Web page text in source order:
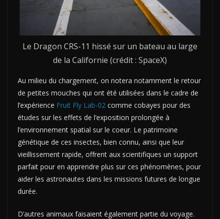
Le Dragon CRS-11 hissé sur un bateau au large
de la Californie (crédit : SpaceX)
Au milieu du chargement, on notera notamment le retour
de petites mouches qui ont été utilisées dans le cadre de
l’expérience Fruit Fly Lab-02 comme cobayes pour des
études sur les effets de l’exposition prolongée à
l’environnement spatial sur le coeur. Le patrimoine
génétique de ces insectes, bien connu, ainsi que leur
vieillissement rapide, offrent aux scientifiques un support
parfait pour en apprendre plus sur ces phénomènes, pour
aider les astronautes dans les missions futures de longue
durée.
D’autres animaux faisaient également partie du voyage.